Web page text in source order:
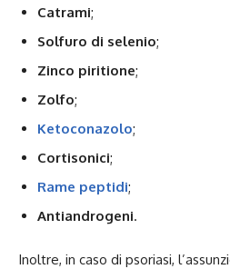
Catrami;
Solfuro di selenio;
Zinco piritione;
Zolfo;
Ketoconazolo;
Cortisonici;
Rame peptidi;
Antiandrogeni.
Inoltre, in caso di psoriasi,